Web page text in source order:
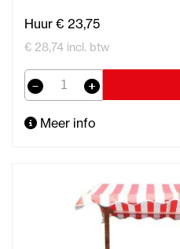
Huur € 23,75
€ 28,74 incl. btw
Meer info